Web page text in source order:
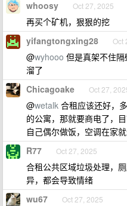
whoosy Oct 27, 2025
再买个矿机，狠狠的挖
yifangtongxing28 Oct
@wyhooo 但是真架不住
溜了
Chicagoake Oct 27,
@wetalk 合租应该还好，
的公寓，那就要商电了，
自己偶尔做饭，空调在家就
R77 Oct 27, 2025
合租公共区域垃圾处理，
异，都会导致情绪
wu67 Oct 27, 2025